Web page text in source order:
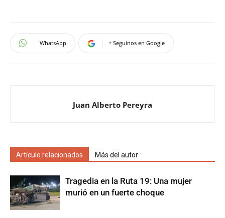
WhatsApp + Seguinos en Google
Juan Alberto Pereyra
Artículo relacionados Más del autor
Tragedia en la Ruta 19: Una mujer
murió en un fuerte choque